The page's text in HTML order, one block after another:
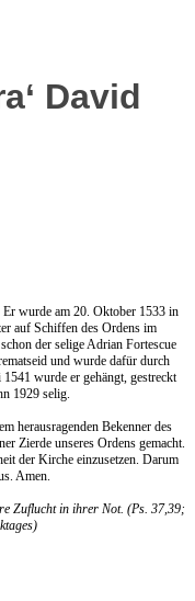
David
wurde am 20. Oktober 1533 in
auf Schiffen des Ordens im
der selige Adrian Fortescue
und wurde dafür durch
wurde er gehängt, gestreckt
1929 selig.
herausragenden Bekenner des
Zierde unseres Ordens gemacht.
der Kirche einzusetzen. Darum
Amen.
Zuflucht in ihrer Not. (Ps. 37,39;